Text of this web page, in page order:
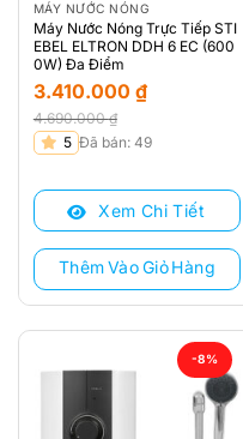
MÁY NƯỚC NÓNG
Máy Nước Nóng Trực Tiếp STI
EBEL ELTRON DDH 6 EC (600
0W) Đa Điểm
4.690.000₫
Giá
là:
4.690.000 ₫.
3.410.000 ₫
Giá
tại
3.410.000 ₫.
5 Đã bán: 49
Xem Chi Tiết
Thêm Vào Giỏ Hàng
-8%